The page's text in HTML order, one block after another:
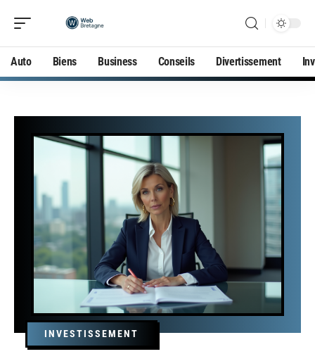
Auto Biens Business Conseils Divertissement
INVESTISSEMENT